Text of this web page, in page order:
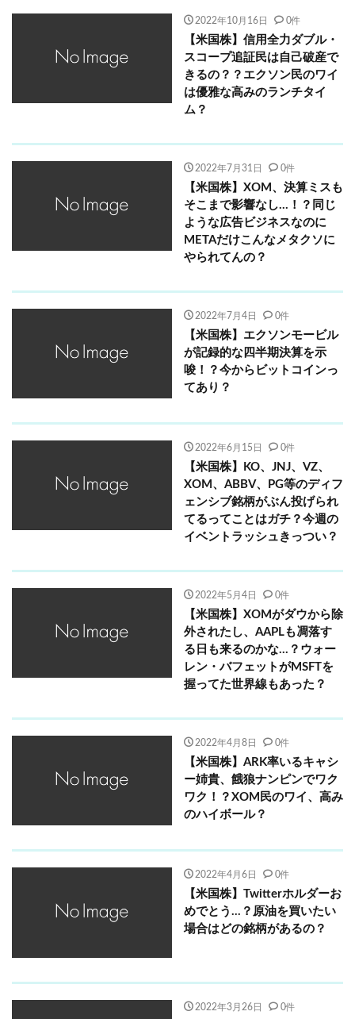
2022年10月16日 0件
【米国株】信用全力ダブル・
スコープ追証民は自己破産で
きるの？？エクソン民のワイ
は優雅な高みのランチタイ
ム？
2022年7月31日 0件
【米国株】XOM、決算ミスも
そこまで影響なし…！？同じ
ような広告ビジネスなのに
METAだけこんなメタクソに
やられてんの？
2022年7月4日 0件
【米国株】エクソンモービル
が記録的な四半期決算を示
唆！？今からビットコインっ
てあり？
2022年6月15日 0件
【米国株】KO、JNJ、VZ、
XOM、ABBV、PG等のディフ
ェンシブ銘柄がぶん投げられ
てるってことはガチ？今週の
イベントラッシュきっつい？
2022年5月4日 0件
【米国株】XOMがダウから除
外されたし、AAPLも凋落す
る日も来るのかな…？ウォー
レン・バフェットがMSFTを
握ってた世界線もあった？
2022年4月8日 0件
【米国株】ARK率いるキャシ
ー姉貴、餓狼ナンピンでワク
ワク！？XOM民のワイ、高み
のハイボール？
2022年4月6日 0件
【米国株】Twitterホルダーお
めでとう…？原油を買いたい
場合はどの銘柄があるの？
2022年3月26日 0件